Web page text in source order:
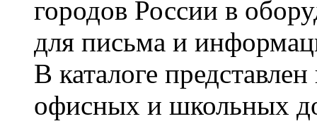
городов России в
для письма и
В каталоге
офисных и школьных